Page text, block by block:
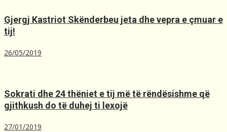
Gjergj Kastriot Skënderbeu jeta dhe vepra e çmuar e
tij!
26/05/2019
Sokrati dhe 24 thëniet e tij më të rëndësishme që
gjithkush do të duhej ti lexojë
27/01/2019